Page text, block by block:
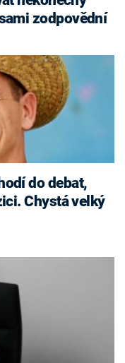
zodpovědní
do debat,
Chystá velký